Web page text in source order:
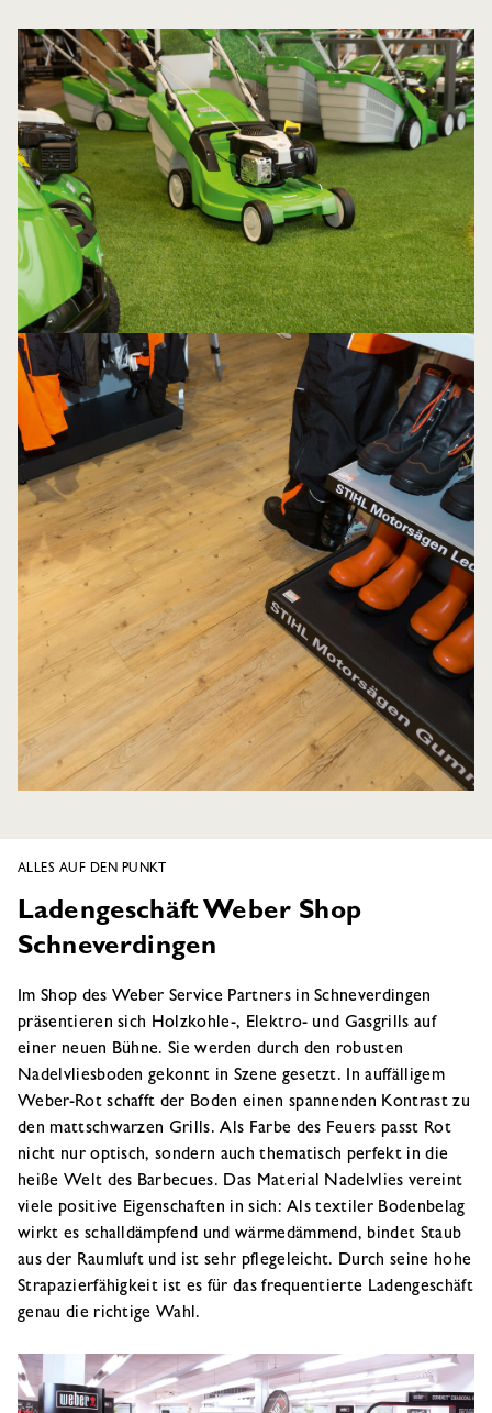
ALLES AUF DEN PUNKT
Ladengeschäft Weber Shop
Schneverdingen
Im Shop des Weber Service Partners in Schneverdingen
präsentieren sich Holzkohle-, Elektro- und Gasgrills auf
einer neuen Bühne. Sie werden durch den robusten
Nadelvliesboden gekonnt in Szene gesetzt. In auffälligem
Weber-Rot schafft der Boden einen spannenden Kontrast zu
den mattschwarzen Grills. Als Farbe des Feuers passt Rot
nicht nur optisch, sondern auch thematisch perfekt in die
heiße Welt des Barbecues. Das Material Nadelvlies vereint
viele positive Eigenschaften in sich: Als textiler Bodenbelag
wirkt es schalldämpfend und wärmedämmend, bindet Staub
aus der Raumluft und ist sehr pflegeleicht. Durch seine hohe
Strapazierfähigkeit ist es für das frequentierte Ladengeschäft
genau die richtige Wahl.